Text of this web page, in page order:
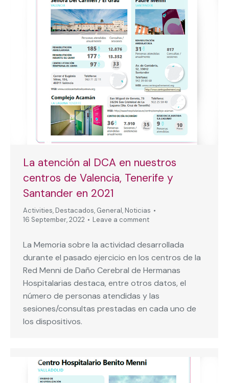
La atención al DCA en nuestros
centros de Valencia, Tenerife y
Santander en 2021
Activities, Destacados, General, Noticias
16 September, 2022
Leave a comment
La Memoria sobre la actividad desarrollada
durante el pasado ejercicio en los centros de la
Red Menni de Daño Cerebral de Hermanas
Hospitalarias destaca, entre otros datos, el
número de personas atendidas y las
sesiones/consultas prestadas en cada uno de
los dispositivos.